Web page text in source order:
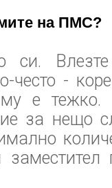
на ПМС?
си.
често -
е тежко.
за нещо